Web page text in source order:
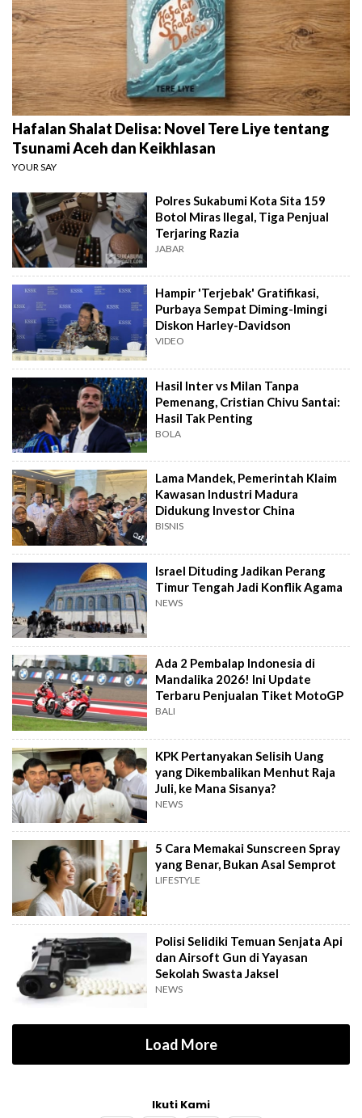
Hafalan Shalat Delisa: Novel Tere Liye tentang
Tsunami Aceh dan Keikhlasan
YOUR SAY
Polres Sukabumi Kota Sita 159
Botol Miras Ilegal, Tiga Penjual
Terjaring Razia
JABAR
Hampir 'Terjebak' Gratifikasi,
Purbaya Sempat Diming-Imingi
Diskon Harley-Davidson
VIDEO
Hasil Inter vs Milan Tanpa
Pemenang, Cristian Chivu Santai:
Hasil Tak Penting
BOLA
Lama Mandek, Pemerintah Klaim
Kawasan Industri Madura
Didukung Investor China
BISNIS
Israel Dituding Jadikan Perang
Timur Tengah Jadi Konflik Agama
NEWS
Ada 2 Pembalap Indonesia di
Mandalika 2026! Ini Update
Terbaru Penjualan Tiket MotoGP
BALI
KPK Pertanyakan Selisih Uang
yang Dikembalikan Menhut Raja
Juli, ke Mana Sisanya?
NEWS
5 Cara Memakai Sunscreen Spray
yang Benar, Bukan Asal Semprot
LIFESTYLE
Polisi Selidiki Temuan Senjata Api
dan Airsoft Gun di Yayasan
Sekolah Swasta Jaksel
NEWS
Load More
Ikuti Kami